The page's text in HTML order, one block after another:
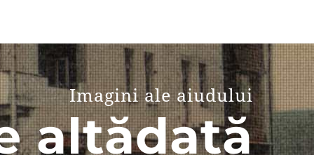
Imagini ale aiudului
altădată